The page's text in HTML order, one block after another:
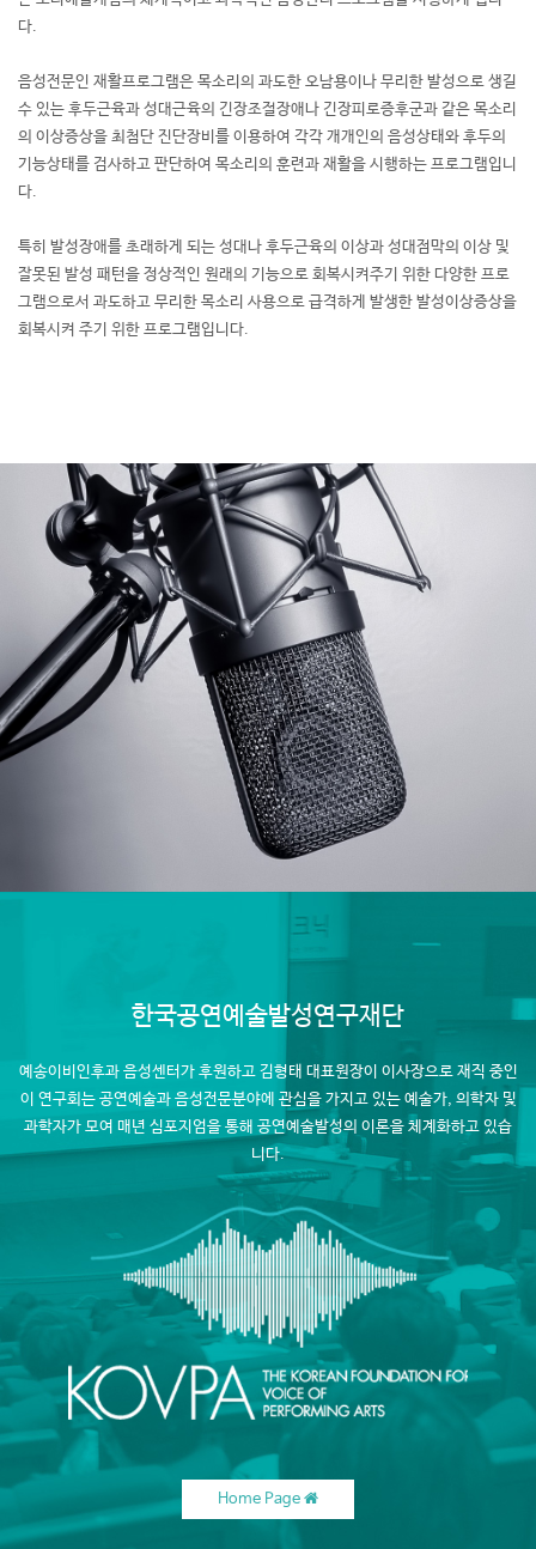
다.
음성전문인 재활프로그램은 목소리의 과도한 오남용이나 무리한 발성으로 생길
수 있는 후두근육과 성대근육의 긴장조절장애나 긴장피로증후군과 같은 목소리
의 이상증상을 최첨단 진단장비를 이용하여 각각 개개인의 음성상태와 후두의
기능상태를 검사하고 판단하여 목소리의 훈련과 재활을 시행하는 프로그램입니
다.
특히 발성장애를 초래하게 되는 성대나 후두근육의 이상과 성대점막의 이상 및
잘못된 발성 패턴을 정상적인 원래의 기능으로 회복시켜주기 위한 다양한 프로
그램으로서 과도하고 무리한 목소리 사용으로 급격하게 발생한 발성이상증상을
회복시켜 주기 위한 프로그램입니다.
한국공연예술발성연구재단
예송이비인후과 음성센터가 후원하고 김형태 대표원장이 이사장으로 재직 중인
이 연구회는 공연예술과 음성전문분야에 관심을 가지고 있는예술가, 의학자 및
과학자가 모여 매년 심포지엄을 통해 공연예술발성의 이론을 체계화하고 있습
니다.
Home Page